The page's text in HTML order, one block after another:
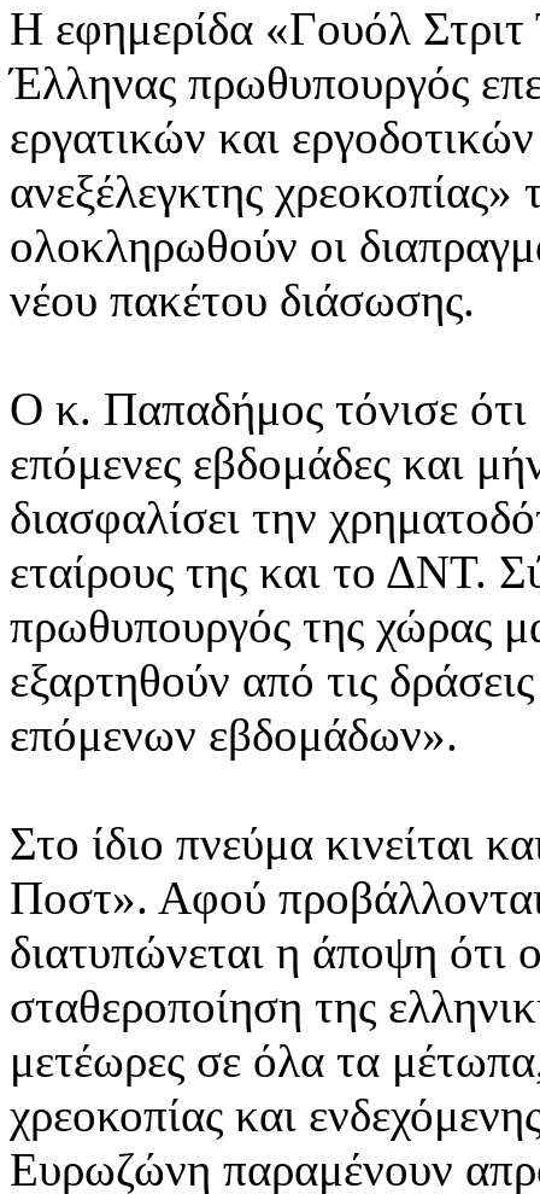
Η εφημερίδα «Γουόλ Στριτ
Έλληνας πρωθυπουργός
εργατικών και
ανεξέλεγκτης
ολοκληρωθούν οι
νέου πακέτου διάσωσης.
Ο κ. Παπαδήμος τόνισε ότι
επόμενες εβδομάδες και
διασφαλίσει την
εταίρους της και το ΔΝΤ.
πρωθυπουργός της χώρας
εξαρτηθούν από τις
επόμενων εβδομάδων».
Στο ίδιο πνεύμα κινείται
Ποστ». Αφού
διατυπώνεται η άποψη ότι
σταθεροποίηση της
μετέωρες σε όλα τα
χρεοκοπίας και
Ευρωζώνη παραμένουν